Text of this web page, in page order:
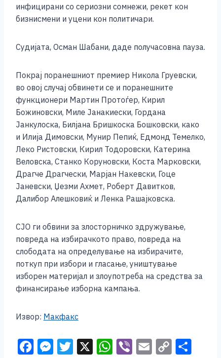
инфицирани со сериозни сомнежи, рекет кон
бизнисмени и уцени кон политичари.
Судијата, Осман Шабани, даде получасовна пауза.
Покрај поранешниот премиер Никола Груевски,
во овој случај обвинети се и поранешните
функционери Мартин Протоѓер, Кирил
Божиновски, Миле Јанакиески, Гордана
Јанкулоска, Билјана Бришкоска Бошковски, како
и Илија Димовски, Мунир Пепиќ, Едмонд Темелко,
Леко Ристовски, Кирил Тодоровски, Катерина
Веловска, Станко Коруновски, Коста Марковски,
Драгче Драгчески, Марјан Накевски, Гоце
Јаневски, Џезми Ахмет, Роберт Давитков,
Далибор Алешковиќ и Ленка Рашајковска.
СЈО ги обвини за злосторничко здружување,
повреда на избирачкото право, повреда на
слободата на определување на избирачите,
поткуп при избори и гласање, уништување
изборен материјал и злоупотреба на средства за
финансирање изборна кампања.
Извор: Макфакс
F M T X W Vi E C